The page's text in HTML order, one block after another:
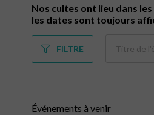
Nos cultes ont lieu dans
les dates sont toujours
FILTRE
Événements à venir